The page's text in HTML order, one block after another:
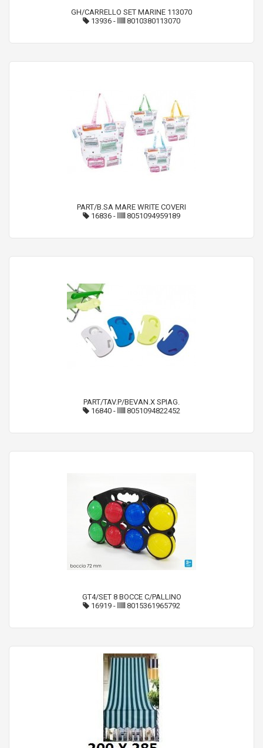
GH/CARRELLO SET MARINE 113070
13936 - 8010380113070
PART/B.SA MARE WRITE COVERI
16836 - 8051094959189
PART/TAV.P/BEVAN.X SPIAG.
16840 - 8051094822452
GT4/SET 8 BOCCE C/PALLINO
16919 - 8015361965792